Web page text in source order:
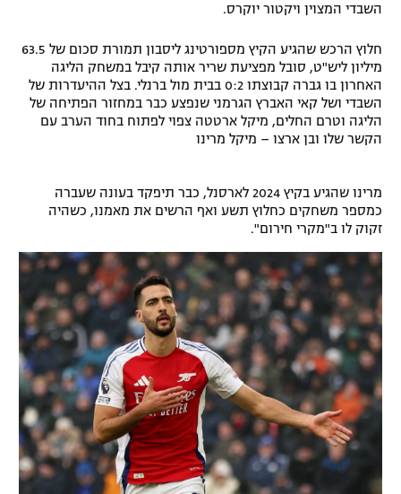
מדיניות פרטיות
תקנון פעילות ספורט 1
רשיון להקרנה פומבית לבית עסק
הצטרפות לחבילת הערוצים
לוח דרושים – ג'ובנט
תגיות
המגזין
אומנויות לחימה
גיימינג E-Sports
השבדי המצוין ויקטור יוקרס.
חלוץ הרכש שהגיע הקיץ מספורטינג ליסבון תמורת סכום של 63.5
מיליון ליש"ט, סובל מפציעת שריר אותה קיבל במשחק הליגה
האחרון בו גברה קבוצתו 0:2 בבית מול ברנלי. בצל ההיעדרות של
השבדי ושל קאי האברץ הגרמני שנפצע כבר במחזור הפתיחה של
הליגה וטרם החלים, מיקל ארטטה צפוי לפתוח בחוד הערב עם
הקשר שלו ובן ארצו – מיקל מרינו
מרינו שהגיע בקיץ 2024 לארסנל, כבר תיפקד בעונה שעברה
כמספר משחקים כחלוץ תשע ואף הרשים את מאמנו, כשהיה
זקוק לו ב"מקרי חירום".